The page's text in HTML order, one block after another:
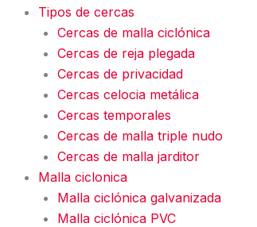
Tipos de cercas
Cercas de malla ciclónica
Cercas de reja plegada
Cercas de privacidad
Cercas celocia metálica
Cercas temporales
Cercas de malla triple nudo
Cercas de malla jarditor
Malla ciclonica
Malla ciclónica galvanizada
Malla ciclónica PVC